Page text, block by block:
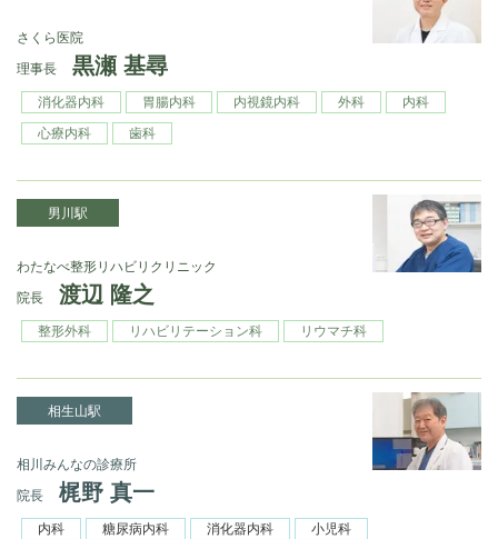
さくら医院
理事長
黒瀬 基尋
消化器内科 胃腸内科 内視鏡内科 外科
内科
心療内科
歯科
男川駅
わたなべ整形リハビリクリニック
院長
渡辺 隆之
整形外科 リハビリテーション科 リウマチ科
相生山駅
相川みんなの診療所
院長
梶野 真一
内科 糖尿病内科 消化器内科 小児科